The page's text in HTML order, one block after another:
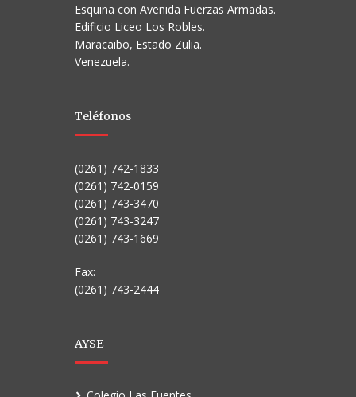
Esquina con Avenida Fuerzas Armadas.
Edificio Liceo Los Robles.
Maracaibo, Estado Zulia.
Venezuela.
Teléfonos
(0261) 742-1833
(0261) 742-0159
(0261) 743-3470
(0261) 743-3247
(0261) 743-1669
Fax:
(0261) 743-2444
AYSE